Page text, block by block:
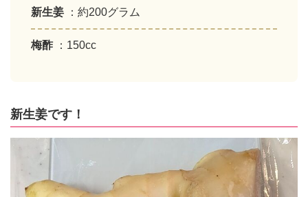
新生姜 ：約200グラム
梅酢 ：150cc
新生姜です！